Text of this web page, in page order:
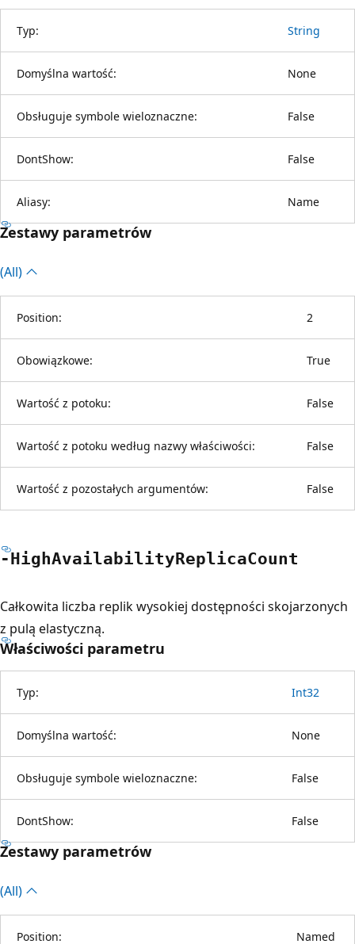
Typ: String
Domyślna wartość: None
Obsługuje symbole wieloznaczne: False
DontShow: False
Aliasy: Name
Zestawy parametrów
(All)
Position: 2
Obowiązkowe: True
Wartość z potoku: False
Wartość z potoku według nazwy właściwości: False
Wartość z pozostałych argumentów: False
-HighAvailabilityReplicaCount
Całkowita liczba replik wysokiej dostępności skojarzonych
z pulą elastyczną.
Właściwości parametru
Typ: Int32
Domyślna wartość: None
Obsługuje symbole wieloznaczne: False
DontShow: False
Zestawy parametrów
(All)
Position: Named